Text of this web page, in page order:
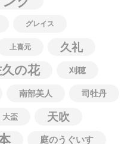
グレイス
上喜元
久礼
の花 刈穂
南部美人 司牡丹
大盃 天吹
庭のうぐいす